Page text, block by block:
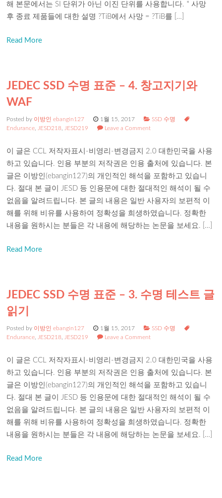
해 본문에서는 SI 단위가 아닌 이진 단위를 사용합니다. * 사망
후 종료 제품들에 대한 설명 ?TiB에서 사망 = ?TiB를 […]
Read More
JEDEC SSD 수명 표준 – 4. 창고지기와
WAF
Posted by 이방인 ebangin127 1월 15, 2017
SSD 수명
Endurance
JESD218 JESD219 Leave a Comment
이 글은 CCL 저작자표시-비영리-변경금지 2.0 대한민국을 사용
하고 있습니다. 인용 부분의 저작권은 인용 출처에 있습니다. 본
글은 이방인(ebangin127)의 개인적인 해석을 포함하고 있습니
다. 절대 본 글이 JESD 등 인용문에 대한 절대적인 해석이 될 수
없음을 알려드립니다. 본 글의 내용은 일반 사용자의 보편적 이
해를 위해 비유를 사용하여 정확성을 희생하였습니다. 정확한
내용을 원하시는 분들은 각 내용에 해당하는 논문을 보세요. […]
Read More
JEDEC SSD 수명 표준 – 3. 수명 테스트 글
읽기
Posted by 이방인 ebangin127 1월 15, 2017
SSD 수명
Endurance
JESD218 JESD219 Leave a Comment
이 글은 CCL 저작자표시-비영리-변경금지 2.0 대한민국을 사용
하고 있습니다. 인용 부분의 저작권은 인용 출처에 있습니다. 본
글은 이방인(ebangin127)의 개인적인 해석을 포함하고 있습니
다. 절대 본 글이 JESD 등 인용문에 대한 절대적인 해석이 될 수
없음을 알려드립니다. 본 글의 내용은 일반 사용자의 보편적 이
해를 위해 비유를 사용하여 정확성을 희생하였습니다. 정확한
내용을 원하시는 분들은 각 내용에 해당하는 논문을 보세요. […]
Read More